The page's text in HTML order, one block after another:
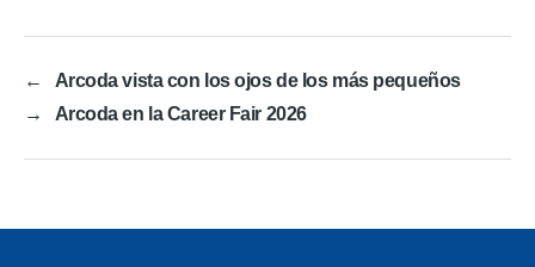
←
Arcoda vista con los ojos de los más pequeños
→
Arcoda en la Career Fair 2026